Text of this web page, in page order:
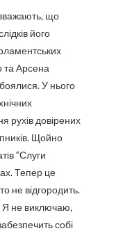
що
його
та Арсена
У нього
рухів довірених
Щойно
“Слуги
Тепер це
не відгородить.
Я не виключаю,
собі